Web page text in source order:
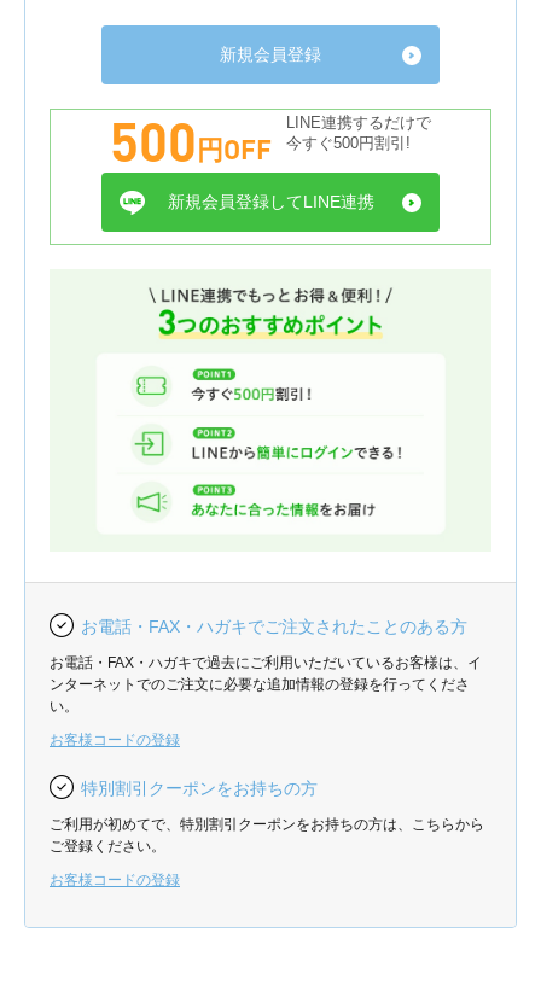
新規会員登録
500円OFF
LINE連携するだけで
今すぐ500円割引!
新規会員登録してLINE連携
お電話・FAX・ハガキでご注文されたことのある方
お電話・FAX・ハガキで過去にご利用いただいているお客様は、イ
ンターネットでのご注文に必要な追加情報の登録を行ってくださ
い。
お客様コードの登録
特別割引クーポンをお持ちの方
ご利用が初めてで、特別割引クーポンをお持ちの方は、こちらから
ご登録ください。
お客様コードの登録